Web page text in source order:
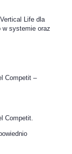
Life dla
w systemie oraz
Competit –
Competit.